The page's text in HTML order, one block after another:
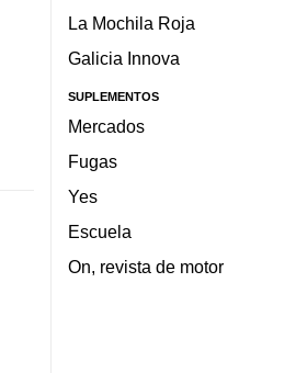
La Mochila Roja
Galicia Innova
SUPLEMENTOS
Mercados
Fugas
Yes
Escuela
On, revista de motor